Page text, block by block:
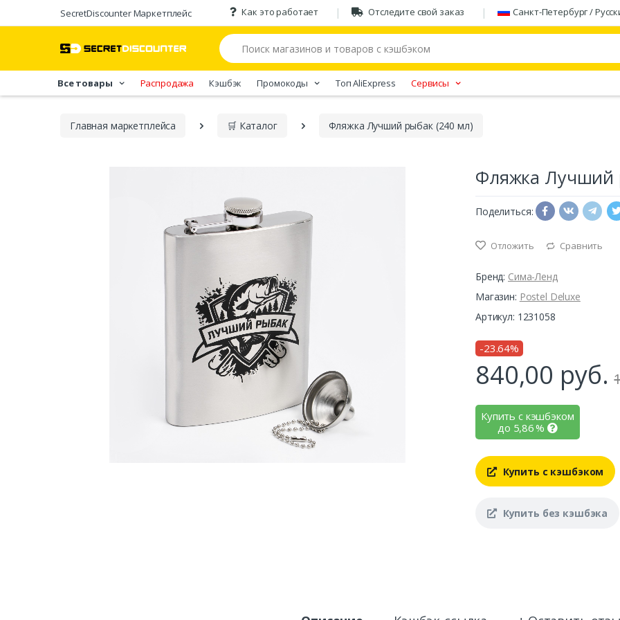
SecretDiscounter Маркетплейс Как это работает Отследите свой заказ Санкт-Петербург /
Все товары Распродажа Кэшбэк Промокоды Tоп AliExpress Сервисы
Главная марĸетплейса 🛒 Каталог Фляжка Лучший рыбак (240 мл)
Фляжка Лучший
Поделиться:
Отложить Сравнить
Бренд: Сима-Ленд
Магазин: Postel Deluxe
Артикул: 1231058
-23.64%
840,00 руб.
Купить с кэшбэком
до 5,86%
Купить с кэшбэком
Купить без кэшбэка